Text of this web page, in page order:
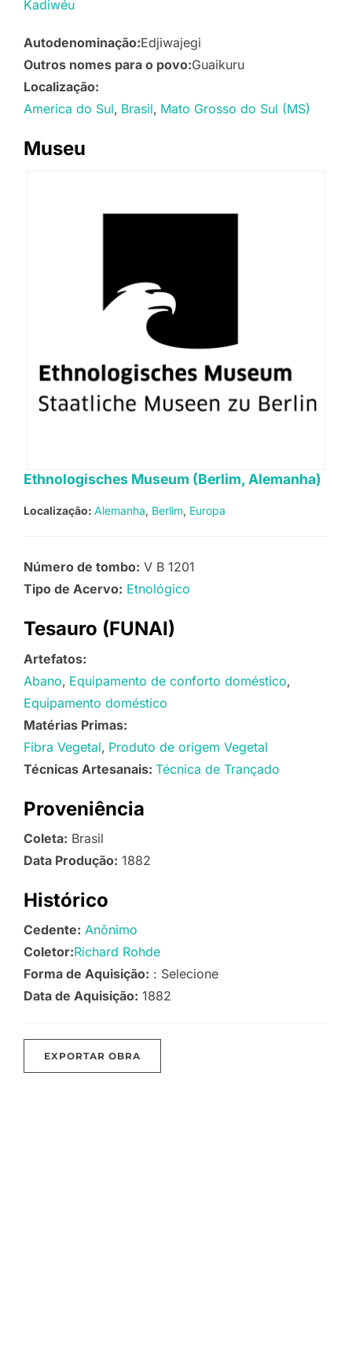
Kadiwéu
Autodenominação:Edjiwajegi
Outros nomes para o povo:Guaikuru
Localização:
America do Sul Brasil Mato Grosso do Sul (MS)
Museu
Ethnologisches Museum (Berlim, Alemanha)
Localização: Alemanha Berlim Europa
Número de tombo: V B 1201
Tipo de Acervo: Etnológico
Tesauro (FUNAI)
Artefatos:
Abano Equipamento de conforto doméstico
Equipamento doméstico
Matérias Primas:
Fibra Vegetal Produto de origem Vegetal
Técnicas Artesanais: Técnica de Trançado
Proveniência
Coleta: Brasil
Data Produção: 1882
Histórico
Cedente: Anônimo
Coletor:Richard Rohde
Forma de Aquisição: : Selecione
Data de Aquisição: 1882
EXPORTAR OBRA